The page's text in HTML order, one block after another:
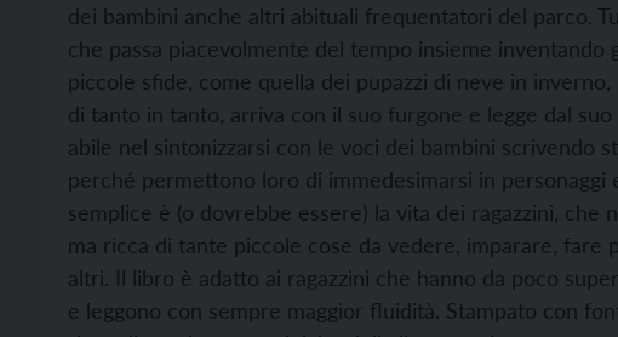
dei bambini anche altri abituali frequentatori del parco.
che passa piacevolmente del tempo insieme inventando
piccole sfide, come quella dei pupazzi di neve in
di tanto in tanto, arriva con il suo furgone e legge dal suo
abile nel sintonizzarsi con le voci dei bambini scrivendo
perché permettono loro di immedesimarsi in personaggi
semplice è (o dovrebbe essere) la vita dei ragazzini, che
ma ricca di tante piccole cose da vedere, imparare, fare
altri. Il libro è adatto ai ragazzini che hanno da poco
e leggono con sempre maggior fluidità. Stampato con